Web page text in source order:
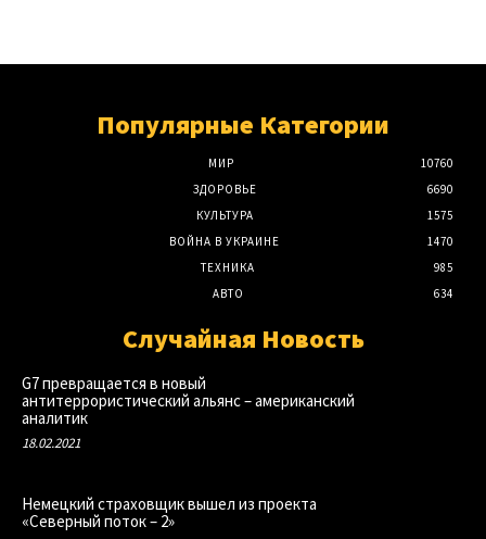
Популярные Категории
МИР
10760
ЗДОРОВЬЕ
6690
КУЛЬТУРА
1575
ВОЙНА В УКРАИНЕ
1470
ТЕХНИКА
985
АВТО
634
Случайная Новость
G7 превращается в новый
антитеррористический альянс – американский
аналитик
18.02.2021
Немецкий страховщик вышел из проекта
«Северный поток – 2»